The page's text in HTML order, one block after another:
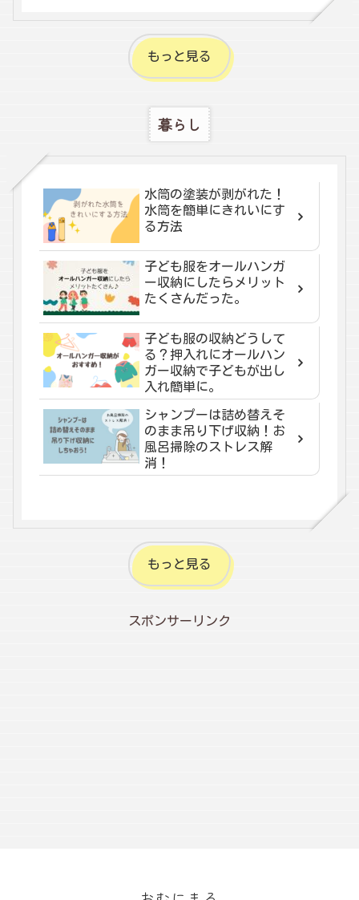
もっと見る
暮らし
水筒の塗装が剥がれた！
水筒を簡単にきれいにす
る方法
子ども服をオールハンガ
ー収納にしたらメリット
たくさんだった。
子ども服の収納どうして
る？押入れにオールハン
ガー収納で子どもが出し
入れ簡単に。
シャンプーは詰め替えそ
のまま吊り下げ収納！お
風呂掃除のストレス解
消！
もっと見る
スポンサーリンク